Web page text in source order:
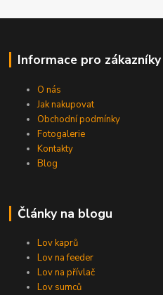
Informace pro zákazníky
O nás
Jak nakupovat
Obchodní podmínky
Fotogalerie
Kontakty
Blog
Články na blogu
Lov kaprů
Lov na feeder
Lov na přívlač
Lov sumců